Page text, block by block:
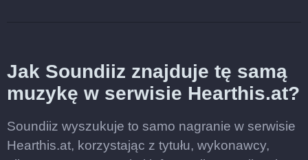
Jak Soundiiz znajduje tę samą
muzykę w serwisie Hearthis.at?
Soundiiz wyszukuje to samo nagranie w serwisie
Hearthis.at, korzystając z tytułu, wykonawcy,